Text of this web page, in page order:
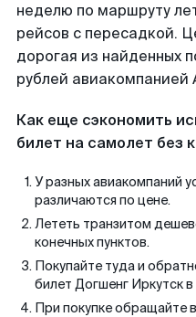
неделю по маршруту
рейсов с пересадкой.
дорогая из найденных
рублей авиакомпанией
Как еще сэкономить
билет на самолет без
У разных авиакомпаний
различаются по цене.
Лететь транзитом
конечных пунктов.
Покупайте туда и
билет Догшенг Иркутск
При покупке обращайте